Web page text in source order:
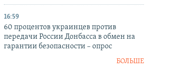
16:59
60 процентов украинцев против
передачи России Донбасса в обмен на
гарантии безопасности – опрос
БОЛЬШЕ